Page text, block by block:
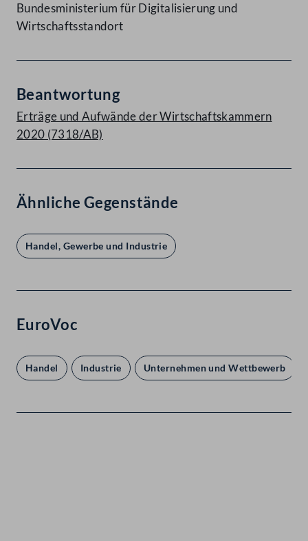
Bundesministerium für Digitalisierung und
Wirtschaftsstandort
Beantwortung
Erträge und Aufwände der Wirtschaftskammern
2020 (7318/AB)
Ähnliche Gegenstände
Handel, Gewerbe und Industrie
EuroVoc
Handel Industrie Unternehmen und Wettbewerb